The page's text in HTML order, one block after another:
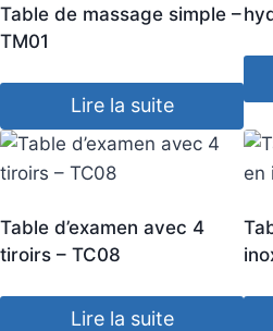
Table de massage simple –
TM01
Lire la suite
Table d’examen avec 4
tiroirs – TC08
Lire la suite